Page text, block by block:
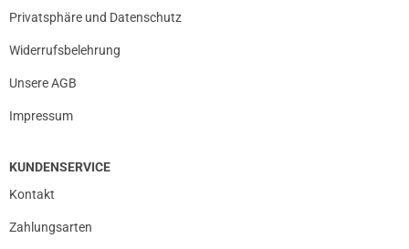
Privatsphäre und Datenschutz
Widerrufsbelehrung
Unsere AGB
Impressum
KUNDENSERVICE
Kontakt
Zahlungsarten